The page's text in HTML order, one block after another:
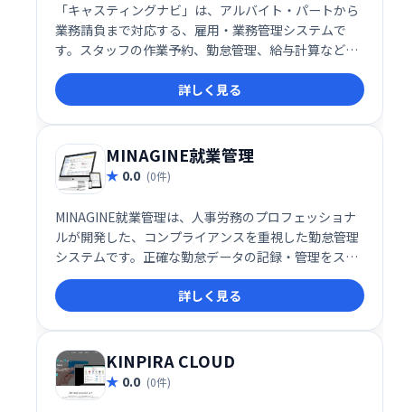
「キャスティングナビ」は、アルバイト・パートから
業務請負まで対応する、雇用・業務管理システムで
す。スタッフの作業予約、勤怠管理、給与計算などを
一元管理し、多様な雇用形態にも柔軟に対応します。
業務効率化とコスト削減を実現し、スムーズな人材管
理をサポートします。
詳しく見る
MINAGINE就業管理
0.0 (0件)
MINAGINE就業管理は、人事労務のプロフェッショナ
ルが開発した、コンプライアンスを重視した勤怠管理
システムです。正確な勤怠データの記録・管理をスム
ーズに行い、人事労務業務の効率化を支援します。安
心して利用できる、信頼性の高いシステムです。
詳しく見る
KINPIRA CLOUD
0.0 (0件)